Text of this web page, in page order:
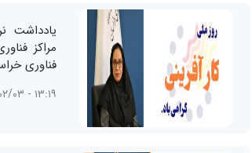
یادداشت
مراکز
فناوری
۱۳:۱۹ - ۱۴۰۵/۰۲/۰۳